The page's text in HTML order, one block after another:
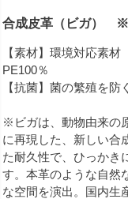
合成皮革（ビガ） ※
【素材】環境対応素
PE100％
【抗菌】菌の繁殖を防
※ビガは、動物由来の
に再現した、新しい合
た耐久性で、ひっかき
す。本革のような自然
な空間を演出。国内生